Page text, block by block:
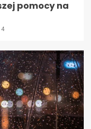
pomocy na